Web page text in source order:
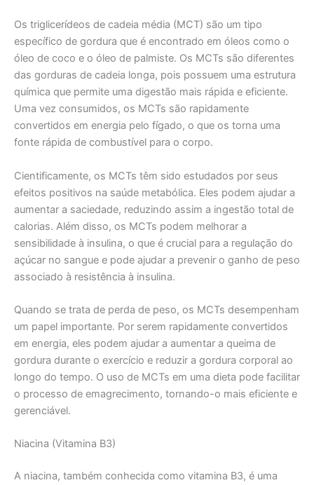
Os triglicerídeos de cadeia média (MCT) são um tipo
específico de gordura que é encontrado em óleos como o
óleo de coco e o óleo de palmiste. Os MCTs são diferentes
das gorduras de cadeia longa, pois possuem uma estrutura
química que permite uma digestão mais rápida e eficiente.
Uma vez consumidos, os MCTs são rapidamente
convertidos em energia pelo fígado, o que os torna uma
fonte rápida de combustível para o corpo.
Cientificamente, os MCTs têm sido estudados por seus
efeitos positivos na saúde metabólica. Eles podem ajudar a
aumentar a saciedade, reduzindo assim a ingestão total de
calorias. Além disso, os MCTs podem melhorar a
sensibilidade à insulina, o que é crucial para a regulação do
açúcar no sangue e pode ajudar a prevenir o ganho de peso
associado à resistência à insulina.
Quando se trata de perda de peso, os MCTs desempenham
um papel importante. Por serem rapidamente convertidos
em energia, eles podem ajudar a aumentar a queima de
gordura durante o exercício e reduzir a gordura corporal ao
longo do tempo. O uso de MCTs em uma dieta pode facilitar
o processo de emagrecimento, tornando-o mais eficiente e
gerenciável.
Niacina (Vitamina B3)
A niacina, também conhecida como vitamina B3, é uma